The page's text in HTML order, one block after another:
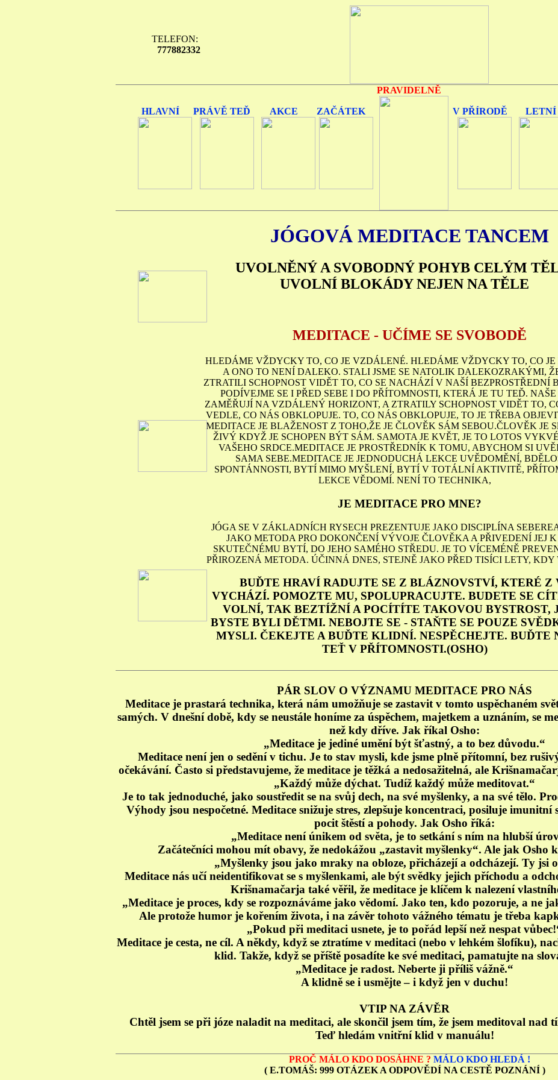
TELEFON:
777882332
HLAVNÍ PRÁVĚ TEĎ AKCE ZAČÁTEK
PRAVIDELNĚ
V PŘÍRODĚ LETNÍ
JÓGOVÁ MEDITACE TANCEM
UVOLNĚNÝ A SVOBODNÝ POHYB CELÝM
UVOLNÍ BLOKÁDY NEJEN NA TĚLE
MEDITACE - UČÍME SE SVOBODĚ
HLEDÁME VŽDYCKY TO, CO JE VZDÁLENÉ. HLEDÁME VŽDYCKY TO, CO
A ONO TO NENÍ DALEKO. STALI JSME SE NATOLIK DALEKOZRAKÝMI,
ZTRATILI SCHOPNOST VIDĚT TO, CO SE NACHÁZÍ V NAŠÍ BEZPROSTŘEDNÍ
PODÍVEJME SE I PŘED SEBE I DO PŘÍTOMNOSTI, KTERÁ JE TU TEĎ. NAŠE
ZAMĚŘUJÍ NA VZDÁLENÝ HORIZONT, A ZTRATILY SCHOPNOST VIDĚT TO,
VEDLE, CO NÁS OBKLOPUJE. TO, CO NÁS OBKLOPUJE, TO JE TŘEBA
MEDITACE JE BLAŽENOST Z TOHO,ŽE JE ČLOVĚK SÁM SEBOU.ČLOVĚK JE
ŽIVÝ KDYŽ JE SCHOPEN BÝT SÁM. SAMOTA JE KVĚT, JE TO LOTOS
VAŠEHO SRDCE.MEDITACE JE PROSTŘEDNÍK K TOMU, ABYCHOM SI
SAMA SEBE.MEDITACE JE JEDNODUCHÁ LEKCE UVĚDOMĚNÍ,
SPONTÁNNOSTI, BYTÍ MIMO MYŠLENÍ, BYTÍ V TOTÁLNÍ AKTIVITĚ,
LEKCE VĚDOMÍ. NENÍ TO TECHNIKA,
JE MEDITACE PRO MNE?
JÓGA SE V ZÁKLADNÍCH RYSECH PREZENTUJE JAKO DISCIPLÍNA
JAKO METODA PRO DOKONČENÍ VÝVOJE ČLOVĚKA A PŘIVEDENÍ JEJ K
SKUTEČNÉMU BYTÍ, DO JEHO SAMÉHO STŘEDU. JE TO VÍCEMÉNĚ
PŘIROZENÁ METODA. ÚČINNÁ DNES, STEJNĚ JAKO PŘED TISÍCI LETY,
BUĎTE HRAVÍ RADUJTE SE Z BLÁZNOVSTVÍ, KTERÉ Z
VYCHÁZÍ. POMOZTE MU, SPOLUPRACUJTE. BUDETE SE
VOLNÍ, TAK BEZTÍŽNÍ A POCÍTÍTE TAKOVOU BYSTROST,
BYSTE BYLI DĚTMI. NEBOJTE SE - STAŇTE SE POUZE
MYSLI. ČEKEJTE A BUĎTE KLIDNÍ. NESPĚCHEJTE. BUĎTE
TEŤ V PŘÍTOMNOSTI.(OSHO)
PÁR SLOV O VÝZNAMU MEDITACE PRO NÁS
Meditace je prastará technika, která nám umožňuje se zastavit v tomto uspěchaném
samých. V dnešní době, kdy se neustále honíme za úspěchem, majetkem a uznáním, se
než kdy dříve. Jak říkal Osho:
„Meditace je jediné umění být šťastný, a to bez důvodu.“
Meditace není jen o sedění v tichu. Je to stav mysli, kde jsme plně přítomní, bez
očekávání. Často si představujeme, že meditace je těžká a nedosažitelná, ale
„Každý může dýchat. Tudíž každý může meditovat.“
Je to tak jednoduché, jako soustředit se na svůj dech, na své myšlenky, a na své tělo.
Výhody jsou nespočetné. Meditace snižuje stres, zlepšuje koncentraci, posiluje imunitní
pocit štěstí a pohody. Jak Osho říká:
„Meditace není únikem od světa, je to setkání s ním na hlubší
Začátečníci mohou mít obavy, že nedokážou „zastavit myšlenky“. Ale jak Osho
„Myšlenky jsou jako mraky na obloze, přicházejí a odcházejí. Ty jsi
Meditace nás učí neidentifikovat se s myšlenkami, ale být svědky jejich příchodu a
Krišnamačarja také věřil, že meditace je klíčem k nalezení
„Meditace je proces, kdy se rozpoznáváme jako vědomí. Jako ten, kdo pozoruje, a ne
Ale protože humor je kořením života, i na závěr tohoto vážného tématu je třeba
„Pokud při meditaci usnete, je to pořád lepší než nespat
Meditace je cesta, ne cíl. A někdy, když se ztratíme v meditaci (nebo v lehkém šlofíku),
klid. Takže, když se příště posadíte ke své meditaci, pamatujte na
„Meditace je radost. Neberte ji příliš vážně.“
A klidně se i usmějte – i když jen v duchu!
VTIP NA ZÁVĚR
Chtěl jsem se při józe naladit na meditaci, ale skončil jsem tím, že jsem meditoval nad
Teď hledám vnitřní klid v manuálu!
PROČ MÁLO KDO DOSÁHNE ? MÁLO KDO HLEDÁ !
( E.TOMÁŠ: 999 OTÁZEK A ODPOVĚDÍ NA CESTĚ POZNÁNÍ )